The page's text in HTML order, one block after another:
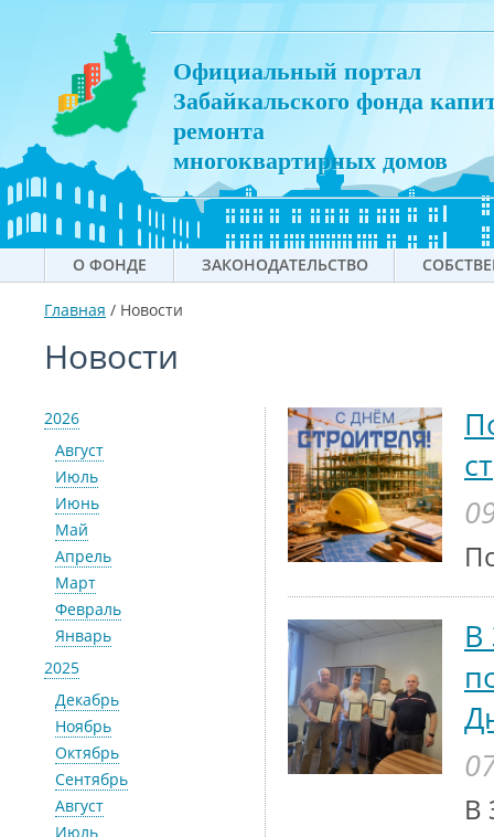
Официальный портал
Забайкальского фонда
ремонта
многоквартирных домов
О ФОНДЕ ЗАКОНОДАТЕЛЬСТВО
Главная / Новости
Новости
2026
Август
Июль
Июнь
Май
Апрель
Март
Февраль
Январь
2025
Декабрь
Ноябрь
Октябрь
Сентябрь
Август
Июль
В
В